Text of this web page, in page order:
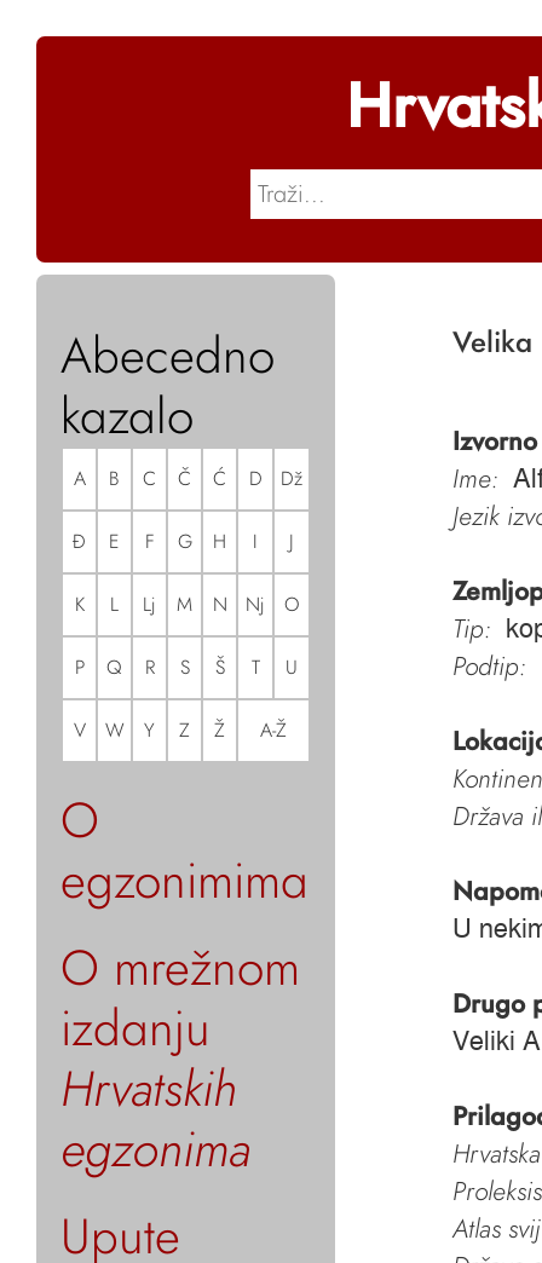
Abecedno
kazalo
A B C Č Ć D Dž
Đ E F G H I J
K L Lj M N Nj O
P Q R S Š T U
V W Y Z Ž A-Ž
O
egzonimima
O mrežnom
izdanju
Hrvatskih
egzonima
Upute
Velika
Ime:
Jezik
Tip:
Podtip:
Država
U
Drugo
Veliki
Atlas